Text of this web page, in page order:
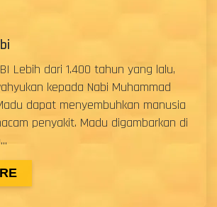
Lebih dari 1.400 tahun yang lalu,
kepada Nabi Muhammad
dapat menyembuhkan manusia
penyakit. Madu digambarkan di